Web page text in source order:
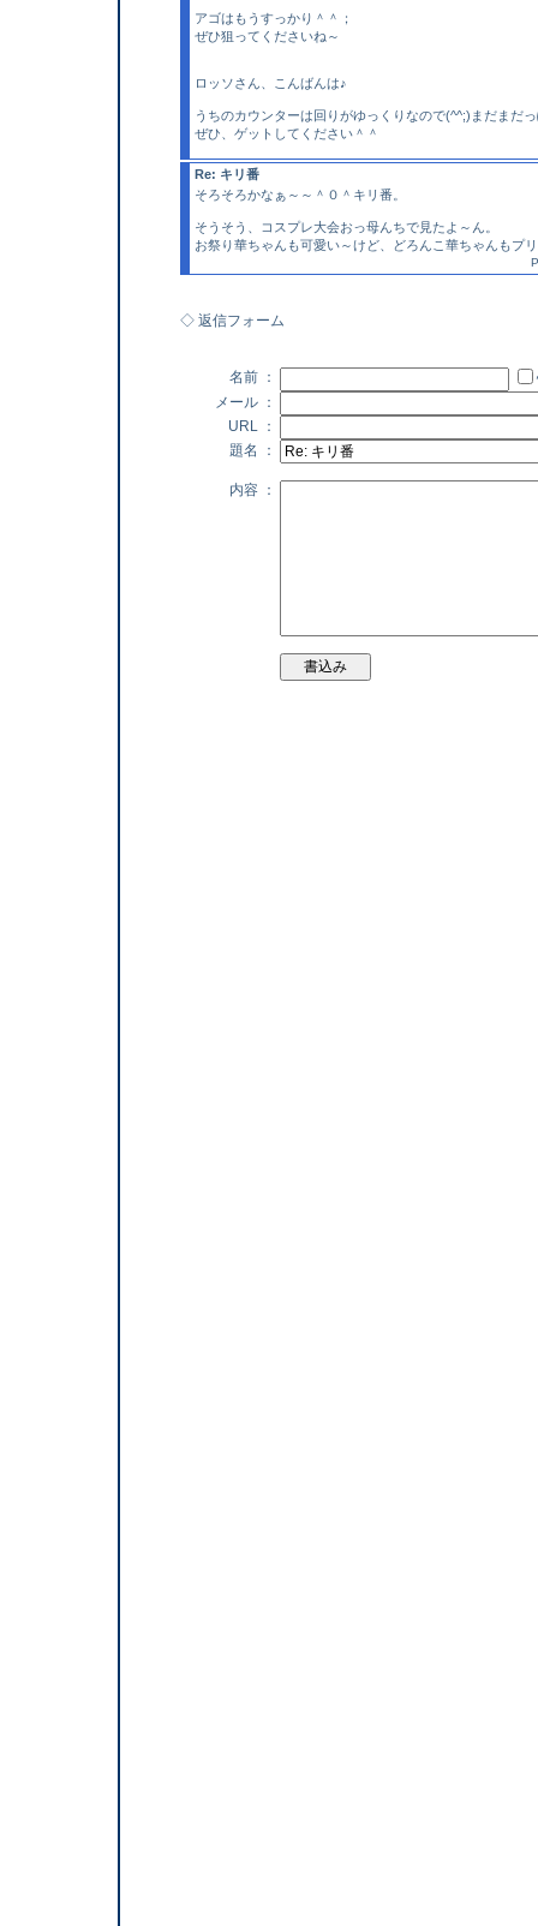
アゴはもうすっかり＾＾；
ぜひ狙ってくださいね～
ロッソさん、こんばんは♪
うちのカウンターは回りがゆっくりなので(^^;)まだまだ
ぜひ、ゲットしてください＾＾
Re: キリ番
そろそろかなぁ～～＾０＾キリ番。
そうそう、コスプレ大会おっ母んちで見たよ～ん。
お祭り華ちゃんも可愛い～けど、どろんこ華ちゃんもプ
◇ 返信フォーム
名前 ：
メール ：
URL ：
題名 ：
内容 ：